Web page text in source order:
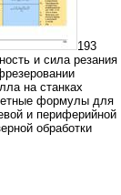
193
и сила резания
на станках
формулы для
и периферийной
обработки